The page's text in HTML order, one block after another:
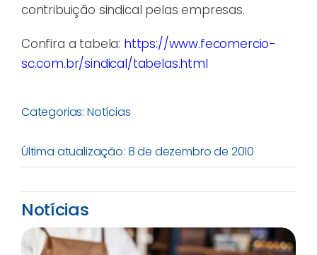
contribuição sindical pelas empresas.
Confira a tabela: https://www.fecomercio-
sc.com.br/sindical/tabelas.html
Categorias: Notícias
Última atualização: 8 de dezembro de 2010
Notícias